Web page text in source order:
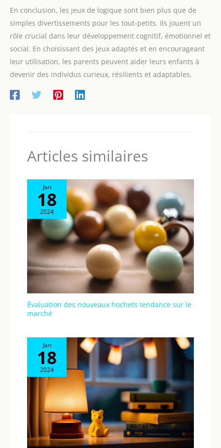
En conclusion, les jeux de logique sont bien plus que de
simples divertissements pour les tout-petits. Ils jouent un
rôle crucial dans leur développement cognitif, émotionnel et
social. En choisissant des jeux adaptés et en encourageant
leur utilisation, les parents peuvent aider leurs enfants à
devenir des individus curieux, résilients et adaptables.
Articles similaires
Jan
18
2024
Évaluation des nouveaux hochets tendance sur le
marché
Jan
18
2024